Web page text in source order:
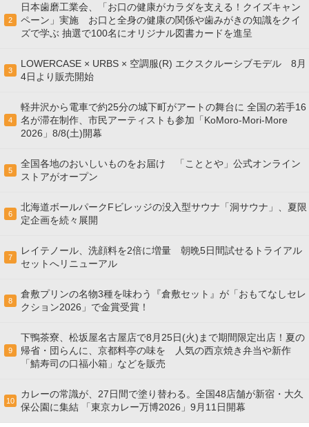
2
日本歯磨工業会、「お口の健康がカラダを支える！クイズキャン
ペーン」実施 お口と全身の健康の関係や歯みがきの知識をクイ
ズで学ぶ 抽選で100名にオリジナル図書カードを進呈
3
LOWERCASE × URBS × 空調服(R) エクスクルーシブモデル 8月
4日より販売開始
4
軽井沢から電車で約25分の城下町がアートの舞台に 全国の若手16
名が滞在制作、市民アーティストも参加「KoMoro-Mori-More
2026」8/8(土)開幕
5
全国各地のおいしいものをお届け 「こととや」公式オンライン
ストアがオープン
6
北海道ボールパークFビレッジの没入型サウナ「洞サウナ」、夏限
定企画を続々展開
7
レイテノール、洗顔料を2倍に増量 朝晩5日間試せるトライアル
セットへリニューアル
8
倉敷プリンの名物3種を味わう『倉敷セット』が「おもてなしセレ
クション2026」で金賞受賞！
9
下鴨茶寮、松坂屋名古屋店で8月25日(火)まで期間限定出店！夏の
帰省・団らんに、京都料亭の味を 人気の西京焼き弁当や新作
「鯖寿司の口福小箱」などを販売
10
カレーの常識が、27日間で塗り替わる。全国48店舗が新宿・大久
保公園に集結 「東京カレー万博2026」9月11日開幕